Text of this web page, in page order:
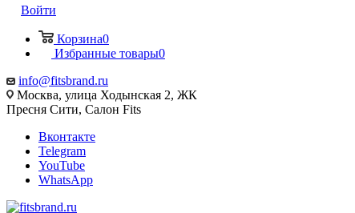
Войти
Корзина0
Избранные товары0
info@fitsbrand.ru
Москва, улица Ходынская 2, ЖК
Пресня Сити, Салон Fits
Вконтакте
Telegram
YouTube
WhatsApp